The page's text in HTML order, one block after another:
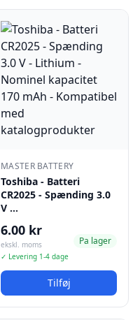
MASTER BATTERY
Toshiba - Batteri
CR2025 - Spænding 3.0
V …
6.00 kr
ekskl. moms
✓ Levering 1-4 dage
Pa lager
Tilføj